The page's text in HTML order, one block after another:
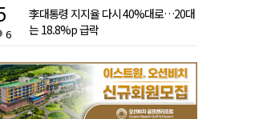
6
李대통령 지지율 다시 40%대로…20대
는 18.8%p 급락